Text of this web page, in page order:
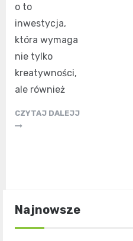
o to
inwestycja,
która wymaga
nie tylko
kreatywności,
ale również
CZYTAJ DALEJJ
Najnowsze